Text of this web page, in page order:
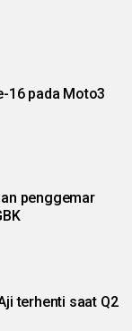
16 pada Moto3
penggemar
terhenti saat Q2